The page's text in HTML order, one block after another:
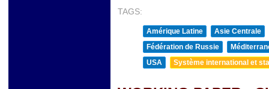
TAGS:
Amérique Latine
Asie Centrale
Fédération de Russie
USA
Système international et